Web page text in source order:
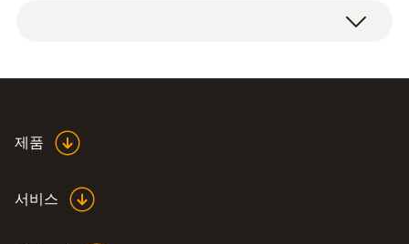
35 초
리본 케이블이 포함된 Pt100 삽입 센서, 케이블
제품
서비스